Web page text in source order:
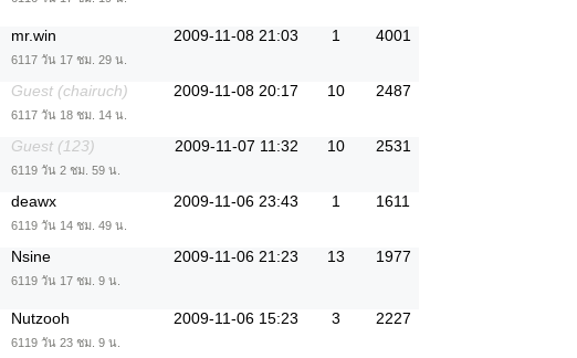
mr.win
6117 วัน 17 ชม. 29 น.
2009-11-08 21:03 1 4001
Guest (chairuch)
6117 วัน 18 ชม. 14 น.
2009-11-08 20:17 10 2487
Guest (123)
6119 วัน 2 ชม. 59 น.
2009-11-07 11:32 10 2531
deawx
6119 วัน 14 ชม. 49 น.
2009-11-06 23:43 1 1611
Nsine
6119 วัน 17 ชม. 9 น.
2009-11-06 21:23 13 1977
Nutzooh
6119 วัน 23 ชม. 9 น.
2009-11-06 15:23 3 2227